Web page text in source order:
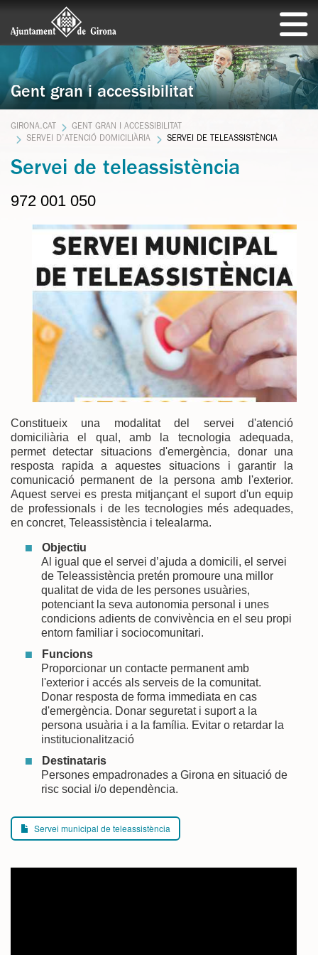
Gent gran i accessibilitat
GIRONA.CAT
GENT GRAN I ACCESSIBILITAT
SERVEI D’ATENCIÓ DOMICILIÀRIA
SERVEI DE TELEASSISTÈNCIA
Servei de teleassistència
972 001 050
Constitueix una modalitat del servei d'atenció
domiciliària el qual, amb la tecnologia adequada,
permet detectar situacions d'emergència, donar una
resposta rapida a aquestes situacions i garantir la
comunicació permanent de la persona amb l'exterior.
Aquest servei es presta mitjançant el suport d'un equip
de professionals i de les tecnologies més adequades,
en concret, Teleassistència i telealarma.
Objectiu
Al igual que el servei d’ajuda a domicili, el servei
de Teleassistència pretén promoure una millor
qualitat de vida de les persones usuàries,
potenciant la seva autonomia personal i unes
condicions adients de convivència en el seu propi
entorn familiar i sociocomunitari.
Funcions
Proporcionar un contacte permanent amb
l'exterior i accés als serveis de la comunitat.
Donar resposta de forma immediata en cas
d'emergència. Donar seguretat i suport a la
persona usuària i a la família. Evitar o retardar la
institucionalització
Destinataris
Persones empadronades a Girona en situació de
risc social i/o dependència.
Servei municipal de teleassistència